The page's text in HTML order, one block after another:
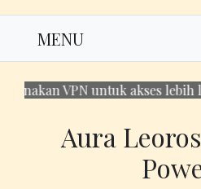
MENU
VPN untuk akses lebih
Aura